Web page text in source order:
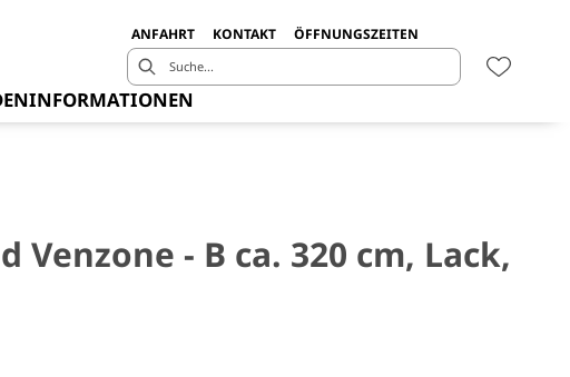
ANFAHRT KONTAKT ÖFFNUNGSZEITEN
Venzone - B ca. 320 cm, Lack,